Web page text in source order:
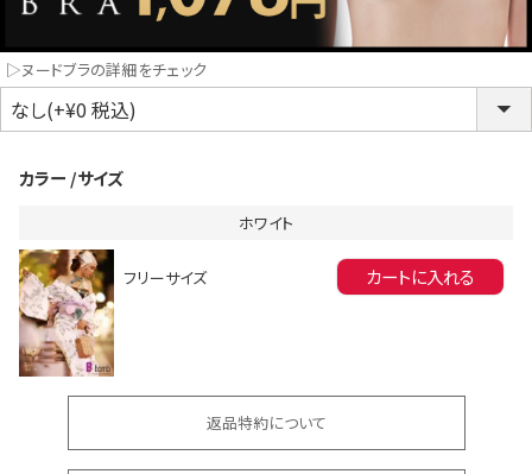
同一商品まとめ買いキャンペーン
インスタ写真投稿キャンペーン！
▷ヌードブラの詳細をチェック
カラー サイズ
ホワイト
フリーサイズ カートに入れる
返品特約について